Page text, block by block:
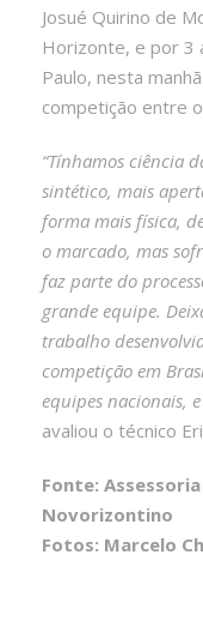
Josué Quirino de
Horizonte, e por 3
Paulo, nesta
competição entre
“Tínhamos ciência
sintético, mais
forma mais física,
o marcado, mas
faz parte do
grande equipe.
trabalho
competição em
equipes nacionais,
avaliou o técnico
Fonte:
Novorizontino
Fotos: Marcelo